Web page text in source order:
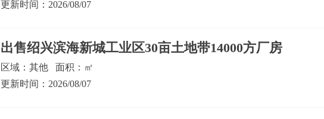
更新时间：2026/08/07
出售绍兴滨海新城工业区30亩土地带14000方厂房
区域：其他 面积：㎡
更新时间：2026/08/07